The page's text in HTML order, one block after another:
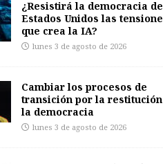
¿Resistirá la democracia de
Estados Unidos las
que crea la IA?
lunes 3 de agosto de 2026
Cambiar los procesos de
transición por la restitución
la democracia
lunes 3 de agosto de 2026